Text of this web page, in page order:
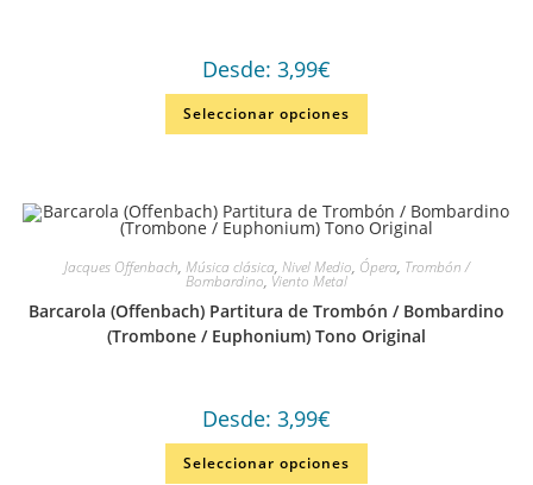
Desde: 3,99€
Seleccionar opciones
Jacques Offenbach, Música clásica, Nivel Medio, Ópera, Trombón /
Bombardino, Viento Metal
Barcarola (Offenbach) Partitura de Trombón / Bombardino
(Trombone / Euphonium) Tono Original
Desde: 3,99€
Seleccionar opciones